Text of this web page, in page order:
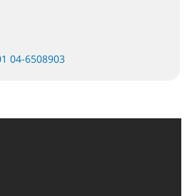
074-7231712 04-6508901 04-6508903